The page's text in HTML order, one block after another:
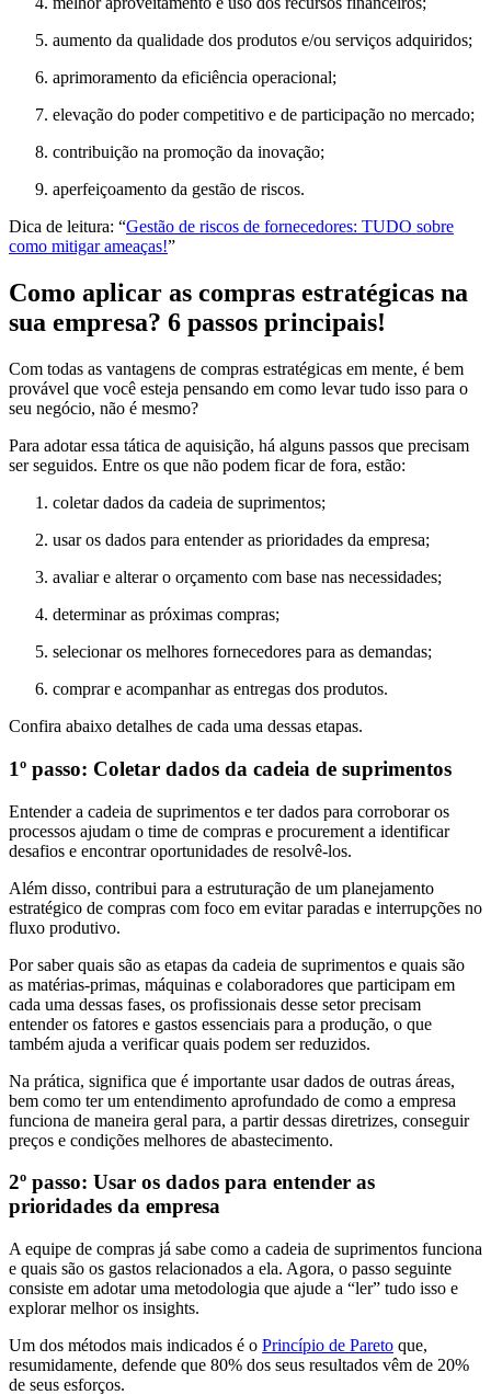
aumento da qualidade dos produtos e/ou serviços adquiridos;
aprimoramento da eficiência operacional;
elevação do poder competitivo e de participação no mercado;
contribuição na promoção da inovação;
aperfeiçoamento da gestão de riscos.
Dica de leitura: “Gestão de riscos de fornecedores: TUDO sobre
como mitigar ameaças!”
Como aplicar as compras estratégicas na
sua empresa? 6 passos principais!
Com todas as vantagens de compras estratégicas em mente, é bem
provável que você esteja pensando em como levar tudo isso para o
seu negócio, não é mesmo?
Para adotar essa tática de aquisição, há alguns passos que precisam
ser seguidos. Entre os que não podem ficar de fora, estão:
coletar dados da cadeia de suprimentos;
usar os dados para entender as prioridades da empresa;
avaliar e alterar o orçamento com base nas necessidades;
determinar as próximas compras;
selecionar os melhores fornecedores para as demandas;
comprar e acompanhar as entregas dos produtos.
Confira abaixo detalhes de cada uma dessas etapas.
1º passo: Coletar dados da cadeia de suprimentos
Entender a cadeia de suprimentos e ter dados para corroborar os
processos ajudam o time de compras e procurement a identificar
desafios e encontrar oportunidades de resolvê-los.
Além disso, contribui para a estruturação de um planejamento
estratégico de compras com foco em evitar paradas e interrupções no
fluxo produtivo.
Por saber quais são as etapas da cadeia de suprimentos e quais são
as matérias-primas, máquinas e colaboradores que participam em
cada uma dessas fases, os profissionais desse setor precisam
entender os fatores e gastos essenciais para a produção, o que
também ajuda a verificar quais podem ser reduzidos.
Na prática, significa que é importante usar dados de outras áreas,
bem como ter um entendimento aprofundado de como a empresa
funciona de maneira geral para, a partir dessas diretrizes, conseguir
preços e condições melhores de abastecimento.
2º passo: Usar os dados para entender as
prioridades da empresa
A equipe de compras já sabe como a cadeia de suprimentos funciona
e quais são os gastos relacionados a ela. Agora, o passo seguinte
consiste em adotar uma metodologia que ajude a “ler” tudo isso e
explorar melhor os insights.
Um dos métodos mais indicados é o Princípio de Pareto que,
resumidamente, defende que 80% dos seus resultados vêm de 20%
de seus esforços.